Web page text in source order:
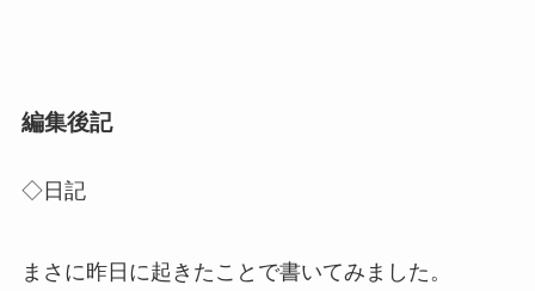
編集後記
◇日記
まさに昨日に起きたことで書いてみました。